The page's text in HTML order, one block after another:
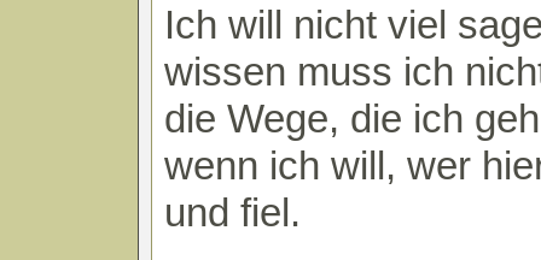
Ich will nicht viel
wissen muss ich
die Wege, die ich
wenn ich will, wer
und fiel.